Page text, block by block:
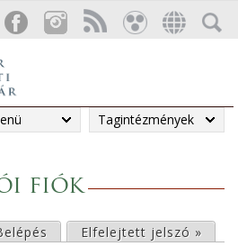
Tagintézmények
fiók
fül) Elfelejtett jelszó »